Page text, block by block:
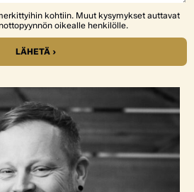
kohtiin. Muut kysymykset auttavat
oikealle henkilölle.
LÄHETÄ ›